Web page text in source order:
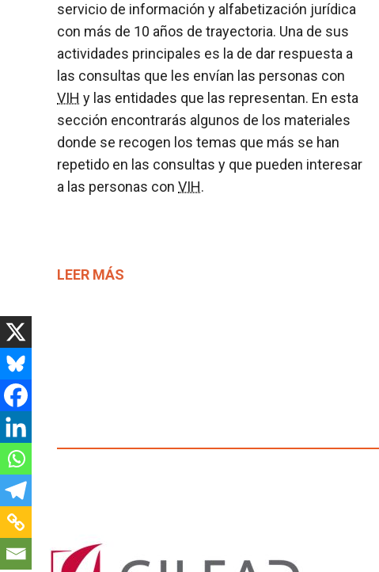
servicio de información y alfabetización jurídica
con más de 10 años de trayectoria. Una de sus
actividades principales es la de dar respuesta a
las consultas que les envían las personas con
VIH y las entidades que las representan. En esta
sección encontrarás algunos de los materiales
donde se recogen los temas que más se han
repetido en las consultas y que pueden interesar
a las personas con VIH.
LEER MÁS